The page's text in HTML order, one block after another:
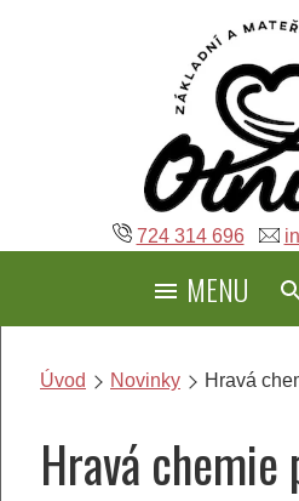
724 314 696
MENU
Úvod Novinky Hravá
Hravá chemie